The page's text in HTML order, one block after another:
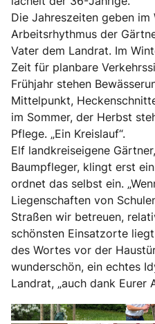
Die Jahreszeiten geben im
Arbeitsrhythmus der
Vater dem Landrat. Im
Zeit für planbare
Frühjahr stehen
Mittelpunkt,
im Sommer, der Herbst
Pflege. „Ein Kreislauf“.
Elf landkreiseigene
Baumpfleger, klingt erst
ordnet das selbst ein.
Liegenschaften von
Straßen wir betreuen,
schönsten Einsatzorte
des Wortes vor der
wunderschön, ein echtes
Landrat, „auch dank Eurer